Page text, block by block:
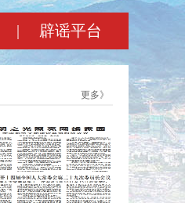
| 辟谣平台
更多》